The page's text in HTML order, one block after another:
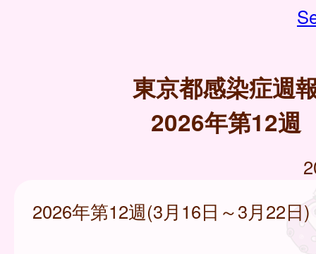
東京都感染症週
2026年第12週
2026年第12週(3月16日～3月22日)